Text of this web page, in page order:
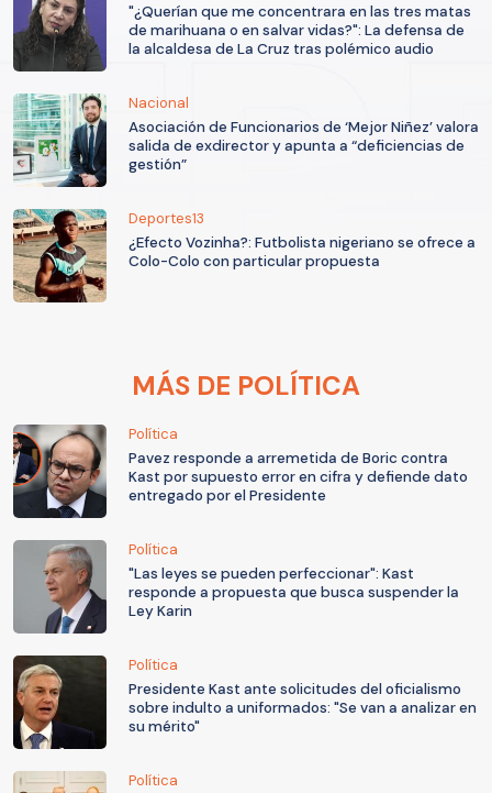
"¿Querían que me concentrara en las tres matas
de marihuana o en salvar vidas?": La defensa de
la alcaldesa de La Cruz tras polémico audio
Nacional
Asociación de Funcionarios de ‘Mejor Niñez’ valora
salida de exdirector y apunta a “deficiencias de
gestión”
Deportes13
¿Efecto Vozinha?: Futbolista nigeriano se ofrece a
Colo-Colo con particular propuesta
MÁS DE POLÍTICA
Política
Pavez responde a arremetida de Boric contra
Kast por supuesto error en cifra y defiende dato
entregado por el Presidente
Política
"Las leyes se pueden perfeccionar": Kast
responde a propuesta que busca suspender la
Ley Karin
Política
Presidente Kast ante solicitudes del oficialismo
sobre indulto a uniformados: "Se van a analizar en
su mérito"
Política